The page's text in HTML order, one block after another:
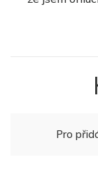
Pro